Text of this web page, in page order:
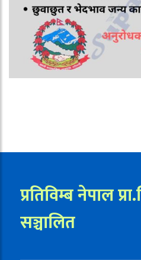
प्रतिविम्ब नेपाल
सञ्चालित